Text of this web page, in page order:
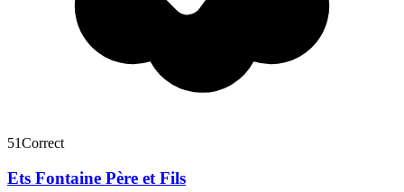
51Correct
Ets Fontaine Père et Fils